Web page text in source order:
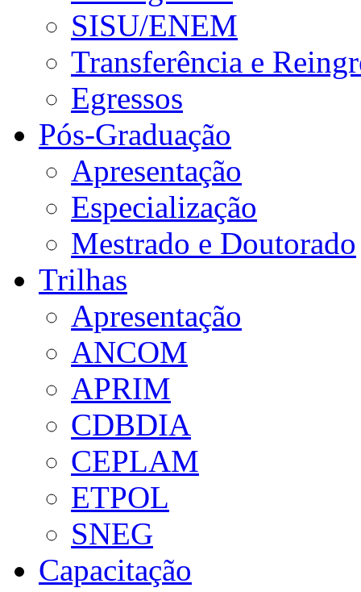
SISU/ENEM
Transferência e
Egressos
Pós-Graduação
Apresentação
Especialização
Mestrado e Doutorado
Trilhas
Apresentação
ANCOM
APRIM
CDBDIA
CEPLAM
ETPOL
SNEG
Capacitação